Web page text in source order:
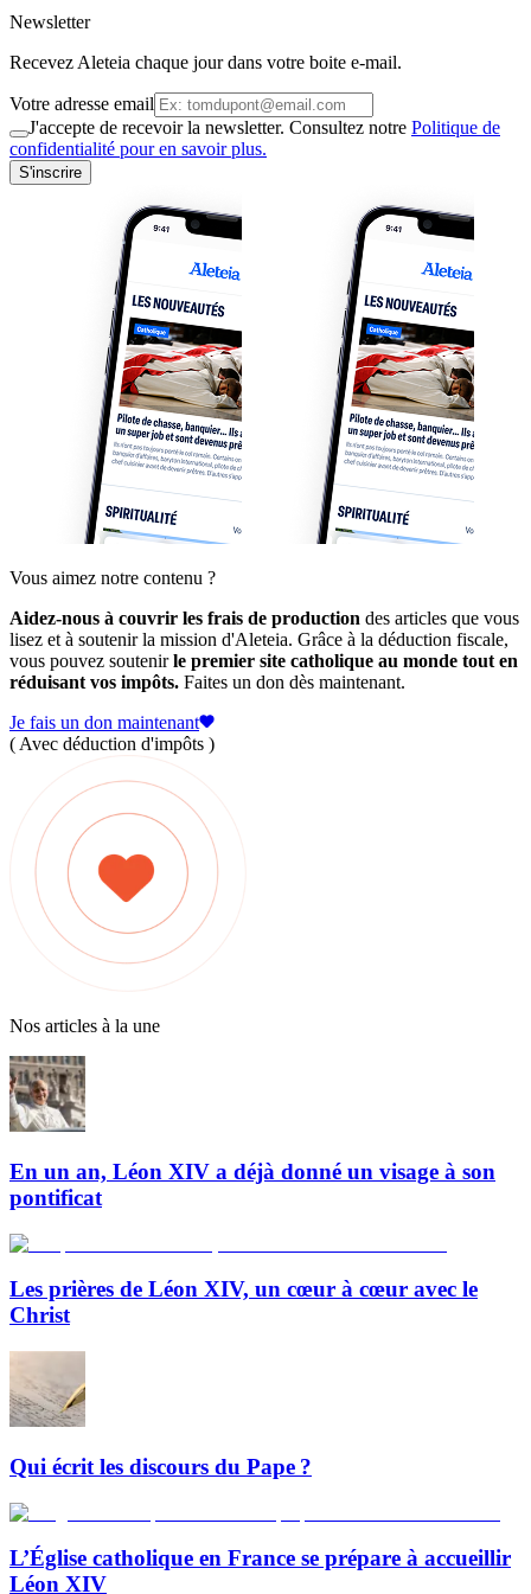
Newsletter
Recevez Aleteia chaque jour dans votre boite e-mail.
Votre adresse email
J'accepte de recevoir la newsletter. Consultez notre Politique de
confidentialité pour en savoir plus.
S'inscrire
Vous aimez notre contenu ?
Aidez-nous à couvrir les frais de production des articles que vous
lisez et à soutenir la mission d'Aleteia. Grâce à la déduction fiscale,
vous pouvez soutenirle premier site catholique au monde tout en
réduisant vos impôts. Faites un don dès maintenant.
Je fais un don maintenant
( Avec déduction d'impôts )
Nos articles à la une
En un an, Léon XIV a déjà donné un visage à son
pontificat
Les prières de Léon XIV, un cœur à cœur avec le
Christ
Qui écrit les discours du Pape ?
L’Église catholique en France se prépare à accueillir
Léon XIV